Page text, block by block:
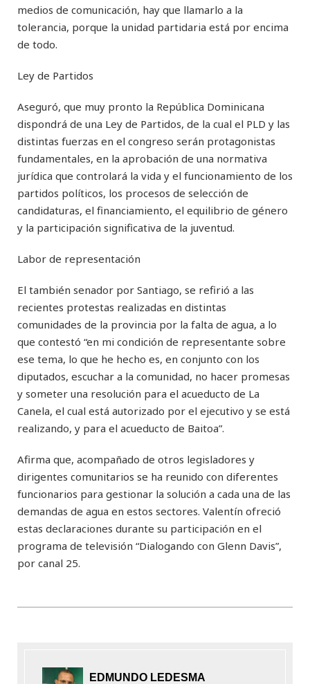
medios de comunicación, hay que llamarlo a la
tolerancia, porque la unidad partidaria está por encima
de todo.
Ley de Partidos
Aseguró, que muy pronto la República Dominicana
dispondrá de una Ley de Partidos, de la cual el PLD y las
distintas fuerzas en el congreso serán protagonistas
fundamentales, en la aprobación de una normativa
jurídica que controlará la vida y el funcionamiento de los
partidos políticos, los procesos de selección de
candidaturas, el financiamiento, el equilibrio de género
y la participación significativa de la juventud.
Labor de representación
El también senador por Santiago, se refirió a las
recientes protestas realizadas en distintas
comunidades de la provincia por la falta de agua, a lo
que contestó “en mi condición de representante sobre
ese tema, lo que he hecho es, en conjunto con los
diputados, escuchar a la comunidad, no hacer promesas
y someter una resolución para el acueducto de La
Canela, el cual está autorizado por el ejecutivo y se está
realizando, y para el acueducto de Baitoa”.
Afirma que, acompañado de otros legisladores y
dirigentes comunitarios se ha reunido con diferentes
funcionarios para gestionar la solución a cada una de las
demandas de agua en estos sectores. Valentín ofreció
estas declaraciones durante su participación en el
programa de televisión “Dialogando con Glenn Davis”,
por canal 25.
EDMUNDO LEDESMA